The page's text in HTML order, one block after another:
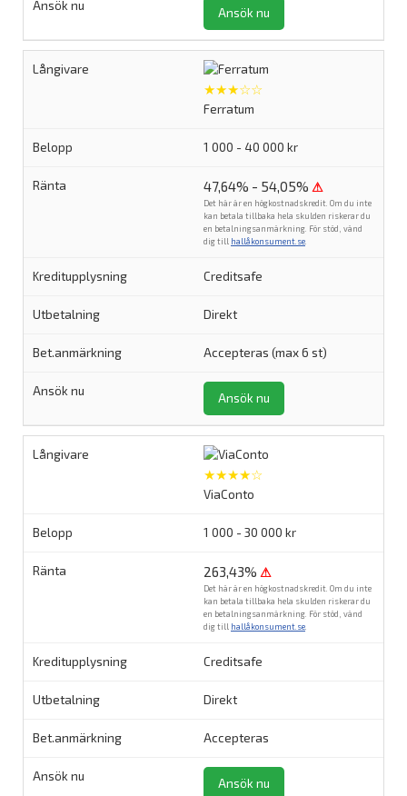
Ansök nu
★★★☆☆
Ferratum
1 000 - 40 000 kr
47,64% - 54,05% ⚠
Det här är en högkostnadskredit. Om du inte
kan betala tillbaka hela skulden riskerar du
en betalningsanmärkning. För stöd, vänd
dig till hallåkonsument.se
Creditsafe
Direkt
Accepteras (max 6 st)
Ansök nu
★★★★☆
ViaConto
1 000 - 30 000 kr
263,43% ⚠
Det här är en högkostnadskredit. Om du inte
kan betala tillbaka hela skulden riskerar du
en betalningsanmärkning. För stöd, vänd
dig till hallåkonsument.se
Creditsafe
Direkt
Accepteras
Ansök nu